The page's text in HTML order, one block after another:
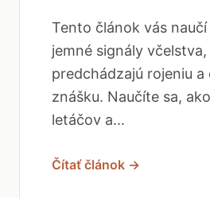
Tento článok vás
jemné signály
predchádzajú rojeniu a
znášku. Naučíte sa,
letáčov a...
Čítať článok →